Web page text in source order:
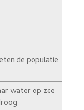
de populatie
water op zee